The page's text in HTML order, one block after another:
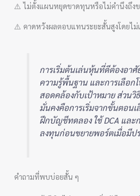
⚠️ ไม่ตั้งแผนหยุดขาดทุนหรือไม่คำนึงถึง
⚠️ คาดหวังผลตอบแทนระยะสั้นสูงโดยไม่
การเริ่มต้นเล่นหุ้นที่ดีต้องอาศั
ความรู้พื้นฐาน และการเลือก
สอดคล้องกับเป้าหมาย ส่วนวิ
มั่นคงคือการเริ่มจากขั้นตอนเ
ฝึกบัญชีทดลอง ใช้ DCA และ
ลงทุนก่อนขยายพอร์ตเมื่อมีป
คำถามที่พบบ่อยสั้น ๆ